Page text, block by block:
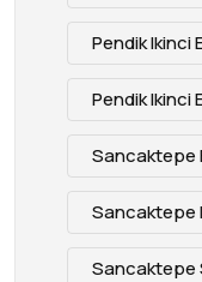
Pendik Ikinci
Pendik Ikinci
Sancaktepe
Sancaktepe
Sancaktepe